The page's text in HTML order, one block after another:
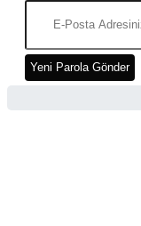
Yeni Parola Gönder